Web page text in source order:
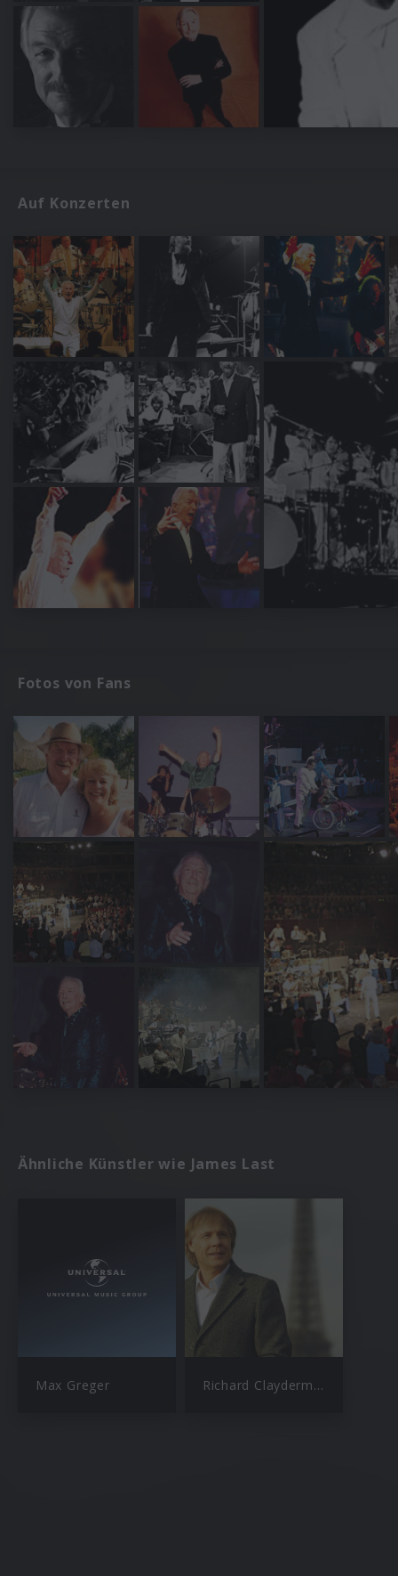
Auf Konzerten
Fotos von Fans
Ähnliche Künstler wie James Last
Max Greger Richard Clayderman